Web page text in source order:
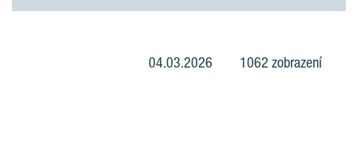
04.03.2026 1062 zobrazení